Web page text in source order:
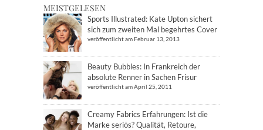
MEISTGELESEN
Sports Illustrated: Kate Upton sichert
sich zum zweiten Mal begehrtes Cover
veröffentlicht am Februar 13, 2013
Beauty Bubbles: In Frankreich der
absolute Renner in Sachen Frisur
veröffentlicht am April 25, 2011
Creamy Fabrics Erfahrungen: Ist die
Marke seriös? Qualität, Retoure,